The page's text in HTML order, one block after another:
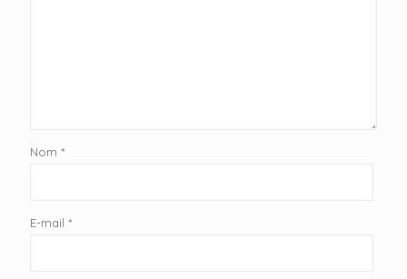
Nom *
E-mail *